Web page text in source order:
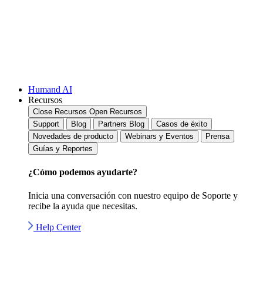
Humand AI
Recursos
Close Recursos Open Recursos
Support
Blog Partners Blog
Casos de éxito
Novedades de producto
Webinars y Eventos
Prensa
Guías y Reportes
¿Cómo podemos ayudarte?
Inicia una conversación con nuestro equipo de Soporte y
recibe la ayuda que necesitas.
Help Center